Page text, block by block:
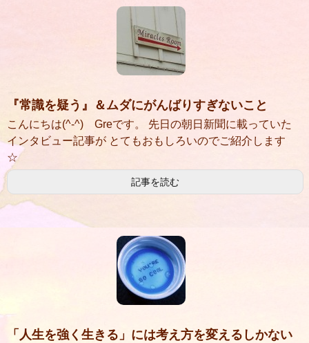
『常識を疑う』＆ムダにがんばりすぎないこと
こんにちは(^-^) Greです。 先日の朝日新聞に載っていた
インタビュー記事が とてもおもしろいのでご紹介します
☆
記事を読む
「人生を強く生きる」には考え方を変えるしかない